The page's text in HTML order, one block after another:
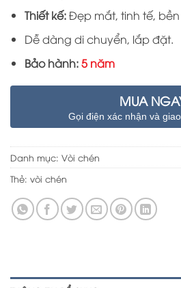
Thiết kế:Đẹp mắt, tinh tế,
Dễ dàng di chuyển, lắp đặt.
Bảo hành:5 năm
MUA
Gọi điện xác nhận và
Danh mục: Vòi chén
Thẻ: vòi chén